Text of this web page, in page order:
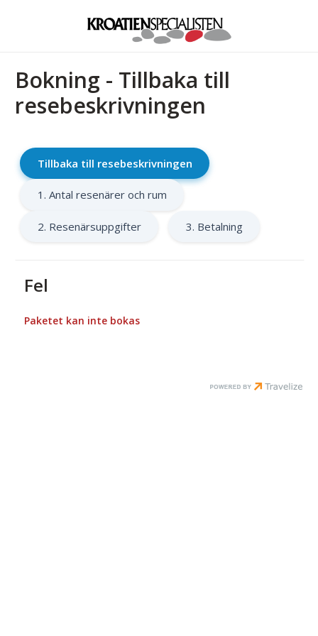
Bokning - Tillbaka till
resebeskrivningen
Tillbaka till resebeskrivningen
1. Antal resenärer och rum
2. Resenärsuppgifter 3. Betalning
Fel
Paketet kan inte bokas